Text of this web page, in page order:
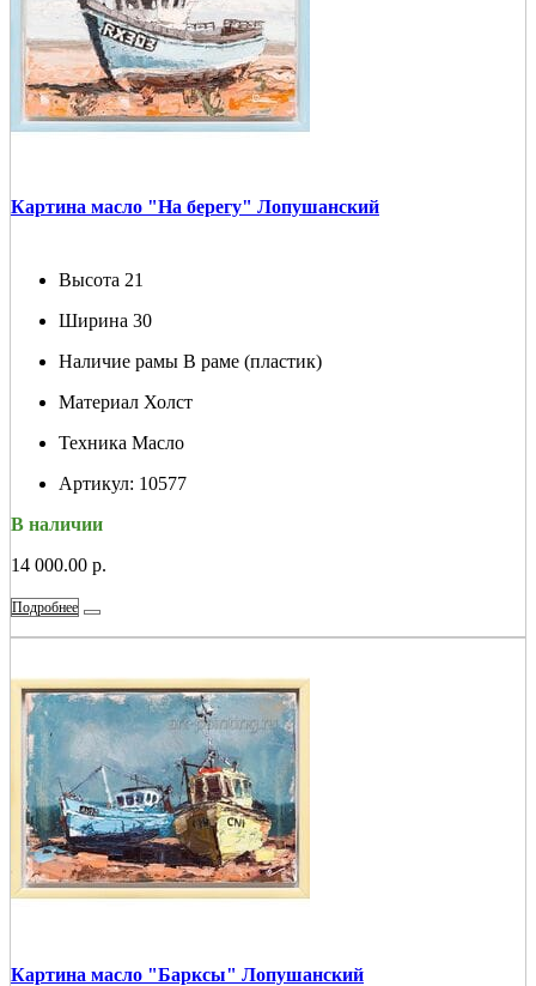
Картина масло "На берегу" Лопушанский
Высота 21
Ширина 30
Наличие рамы В раме (пластик)
Материал Холст
Техника Масло
Артикул: 10577
В наличии
14 000.00 р.
Подробнее
Картина масло "Барксы" Лопушанский